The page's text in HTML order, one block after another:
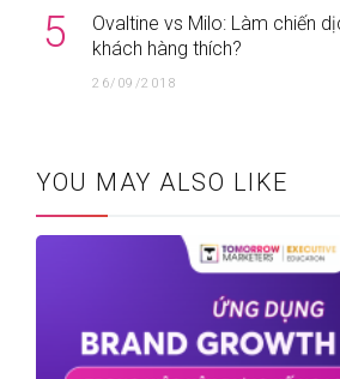
5
Ovaltine vs Milo: Làm chiến
khách hàng thích?
26/09/2018
YOU MAY ALSO LIKE